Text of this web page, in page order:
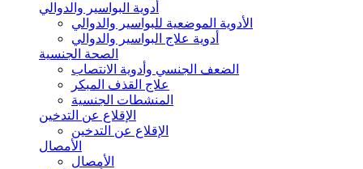
أدوية البواسير والدوالي
الأدوية الموضعية للبواسير والدوالي
أدوية علاج البواسير والدوالي
الصحة الجنسية
الضعف الجنسي وأدوية الانتصاب
علاج القذف المبكر
المنشطات الجنسية
الإقلاع عن التدخين
الإقلاع عن التدخين
الأمصال
الأمصال